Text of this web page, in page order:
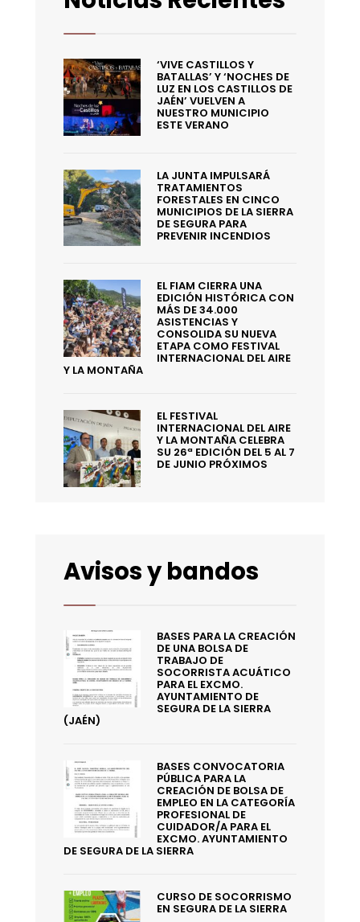
‘VIVE CASTILLOS Y
BATALLAS’ Y ‘NOCHES DE
LUZ EN LOS CASTILLOS DE
JAÉN’ VUELVEN A
NUESTRO MUNICIPIO
ESTE VERANO
LA JUNTA IMPULSARÁ
TRATAMIENTOS
FORESTALES EN CINCO
MUNICIPIOS DE LA SIERRA
DE SEGURA PARA
PREVENIR INCENDIOS
EL FIAM CIERRA UNA
EDICIÓN HISTÓRICA CON
MÁS DE 34.000
ASISTENCIAS Y
CONSOLIDA SU NUEVA
ETAPA COMO FESTIVAL
INTERNACIONAL DEL AIRE
Y LA MONTAÑA
EL FESTIVAL
INTERNACIONAL DEL AIRE
Y LA MONTAÑA CELEBRA
SU 26ª EDICIÓN DEL 5 AL 7
DE JUNIO PRÓXIMOS
Avisos y bandos
BASES PARA LA CREACIÓN
DE UNA BOLSA DE
TRABAJO DE
SOCORRISTA ACUÁTICO
PARA EL EXCMO.
AYUNTAMIENTO DE
SEGURA DE LA SIERRA
(JAÉN)
BASES CONVOCATORIA
PÚBLICA PARA LA
CREACIÓN DE BOLSA DE
EMPLEO EN LA CATEGORÍA
PROFESIONAL DE
CUIDADOR/A PARA EL
EXCMO. AYUNTAMIENTO
DE SEGURA DE LA SIERRA
CURSO DE SOCORRISMO
EN SEGURA DE LA SIERRA